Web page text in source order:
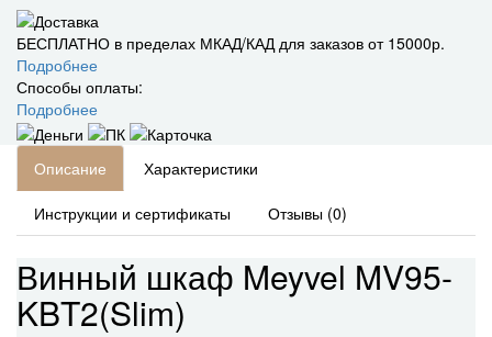
БЕСПЛАТНО в пределах МКАД/КАД для заказов от 15000р.
Подробнее
Способы оплаты:
Подробнее
Описание Характеристики
Инструкции и сертификаты Отзывы (0)
Винный шкаф Meyvel MV95-
KBT2(Slim)